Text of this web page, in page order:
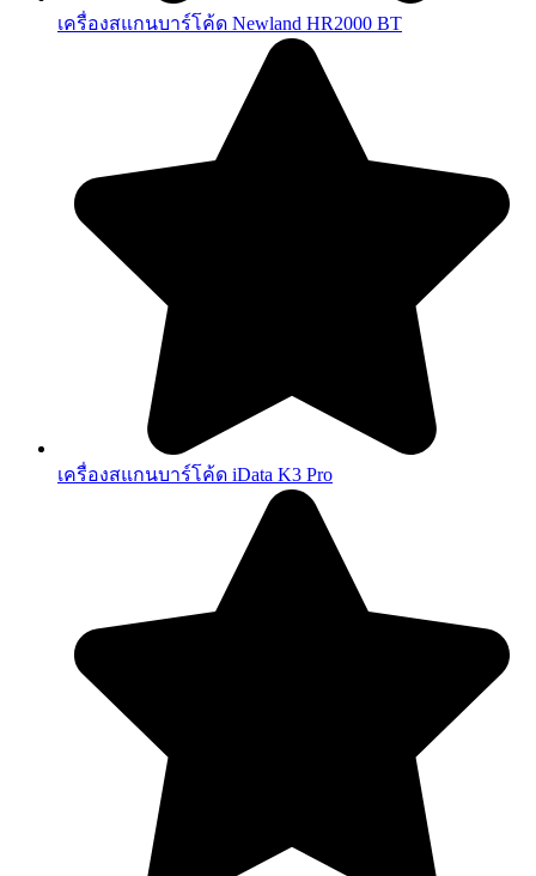
เครื่องสแกนบาร์โค้ด Newland HR2000 BT
เครื่องสแกนบาร์โค้ด iData K3 Pro